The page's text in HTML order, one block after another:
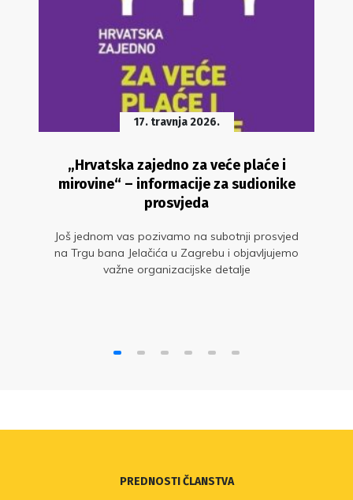
17. travnja 2026.
„Hrvatska zajedno za veće plaće i
mirovine“ – informacije za sudionike
prosvjeda
Još jednom vas pozivamo na subotnji prosvjed
na Trgu bana Jelačića u Zagrebu i objavljujemo
važne organizacijske detalje
PREDNOSTI ČLANSTVA